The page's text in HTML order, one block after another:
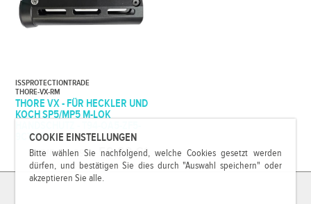
COOKIE EINSTELLUNGEN
Bitte wählen Sie nachfolgend, welche Cookies gesetzt werden
dürfen, und bestätigen Sie dies durch "Auswahl speichern" oder
akzeptieren Sie alle.
ISSPROTECTIONTRADE
THORE-VX-RM
THORE VX - FÜR HECKLER UND
KOCH SP5/MP5 M-LOK
9CT-D54N
UVP: 99,99 € 59,99 €*